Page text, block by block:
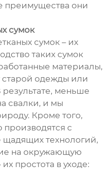
преимущества они
сумок
сумок – их
таких сумок
материалы,
старой одежды или
результате, меньше
свалки, и мы
Кроме того,
с
технологий,
на окружающую
простота в уходе: